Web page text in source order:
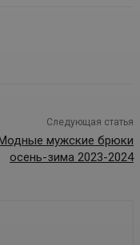
Следующая статья
мужские брюки
осень-зима 2023-2024